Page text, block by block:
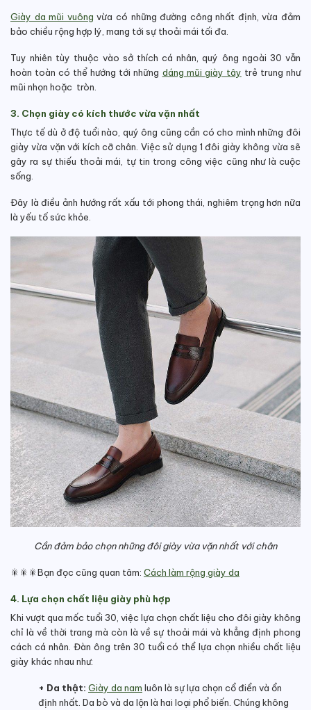
Giày da mũi vuông vừa có những đường công nhất định, vừa đảm
bảo chiều rộng hợp lý, mang tới sự thoải mái tối đa.
Tuy nhiên tùy thuộc vào sở thích cá nhân, quý ông ngoài 30 vẫn
hoàn toàn có thể hướng tới những dáng mũi giày tây trẻ trung như
mũi nhọn hoặc tròn.
3. Chọn giày có kích thước vừa vặn nhất
Thực tế dù ở độ tuổi nào, quý ông cũng cần có cho mình những đôi
giày vừa vặn với kích cỡ chân. Việc sử dụng 1 đôi giày không vừa sẽ
gây ra sự thiếu thoải mái, tự tin trong công việc cũng như là cuộc
sống.
Đây là điều ảnh hướng rất xấu tới phong thái, nghiêm trọng hơn nữa
là yếu tố sức khỏe.
Cần đảm bảo chọn những đôi giày vừa vặn nhất với chân
🎇🎇🎇Bạn đọc cũng quan tâm: Cách làm rộng giày da
4. Lựa chọn chất liệu giày phù hợp
Khi vượt qua mốc tuổi 30, việc lựa chọn chất liệu cho đôi giày không
chỉ là về thời trang mà còn là về sự thoải mái và khẳng định phong
cách cá nhân. Đàn ông trên 30 tuổi có thể lựa chọn nhiều chất liệu
giày khác nhau như:
+ Da thật: Giày da nam luôn là sự lựa chọn cổ điển và ổn
định nhất. Da bò và da lộn là hai loại phổ biến. Chúng không